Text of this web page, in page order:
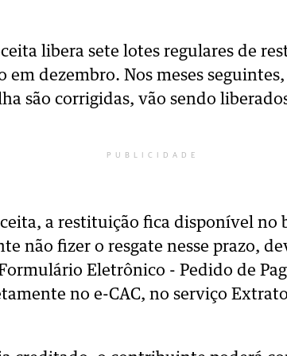
libera sete lotes regulares de
dezembro. Nos meses
são corrigidas, vão sendo
PUBLICIDADE
a restituição fica disponível no
não fizer o resgate nesse prazo,
Eletrônico - Pedido de
no e-CAC, no serviço